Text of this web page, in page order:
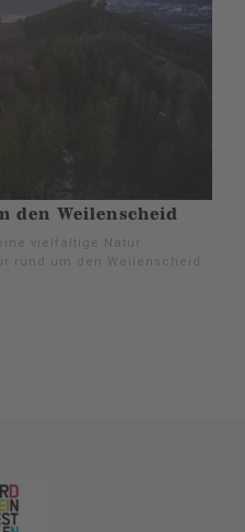
den Weilenscheid
vielfältige Natur
rund um den Weilenscheid